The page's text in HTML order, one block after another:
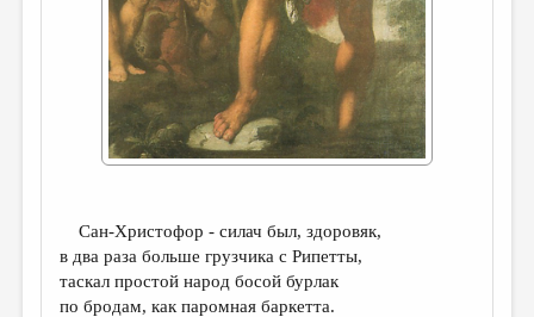
СТРАНИЦЫ ПАМЯТИ
ОБЪЯВЛЕНИЯ
КОЛОНКА РЕДАКТОРА
РЕДКОЛЛЕГИЯ
МАЛАЯ ПРОЗА
ЭССЕИСТИКА
Сан-Христофор - силач был, здоровяк,
в два раза больше грузчика с Рипетты,
таскал простой народ босой бурлак
по бродам, как паромная баркетта.